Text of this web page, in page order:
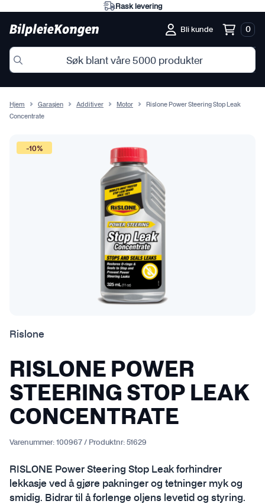
Rask levering
Bli kunde 0
Hjem Garasjen Additiver Motor
Rislone Power Steering Stop Leak
Concentrate
-10%
Rislone
RISLONE POWER
STEERING STOP LEAK
CONCENTRATE
Varenummer: 100967 / Produktnr: 51629
RISLONE Power Steering Stop Leak forhindrer
lekkasje ved å gjøre pakninger og tetninger myk og
smidig. Bidrar til å forlenge oljens levetid og styring.